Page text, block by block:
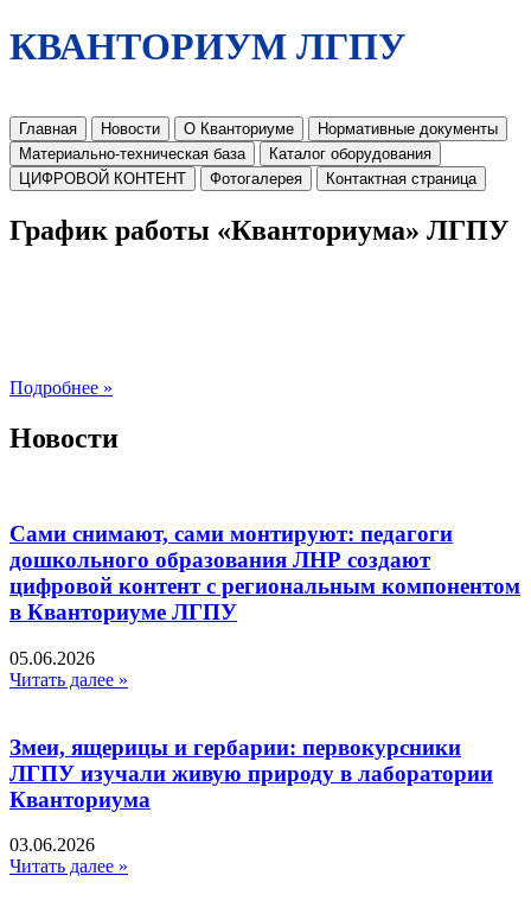
КВАНТОРИУМ ЛГПУ
Главная Новости О Кванториуме
Нормативные документы
Материально-техническая база
Каталог оборудования
ЦИФРОВОЙ КОНТЕНТ
Фотогалерея Контактная страница
График работы «Кванториума» ЛГПУ
Подробнее »
Новости
Сами снимают, сами монтируют: педагоги
дошкольного образования ЛНР создают
цифровой контент с региональным компонентом
в Кванториуме ЛГПУ​
05.06.2026
Читать далее »
Змеи, ящерицы и гербарии: первокурсники
ЛГПУ изучали живую природу в лаборатории
Кванториума
03.06.2026
Читать далее »